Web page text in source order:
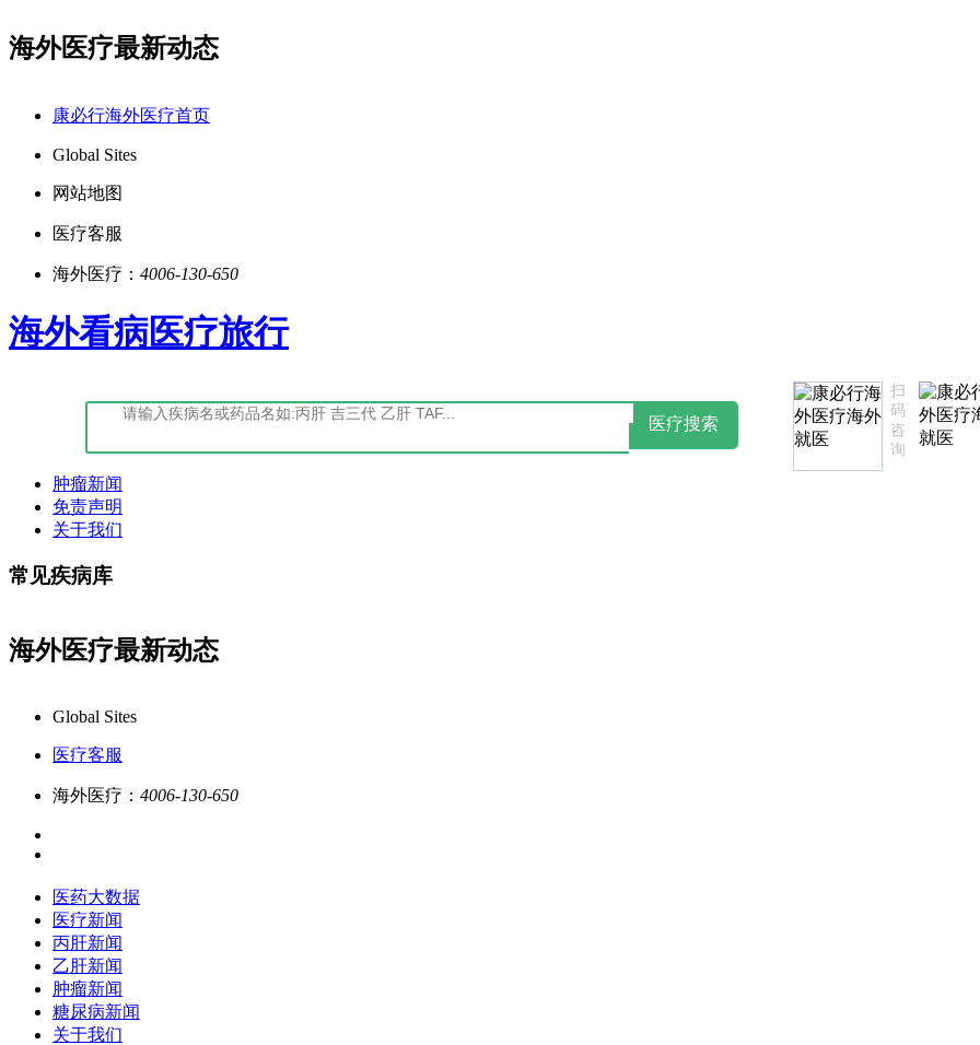
海外医疗最新动态
康必行海外医疗首页
Global Sites
网站地图
医疗客服
海外医疗： 4006-130-650
海外看病医疗旅行
医疗搜索
扫
码
咨
询
肿瘤新闻
免责声明
关于我们
常见疾病库
海外医疗最新动态
Global Sites
医疗客服
海外医疗： 4006-130-650
医药大数据
医疗新闻
丙肝新闻
乙肝新闻
肿瘤新闻
糖尿病新闻
关于我们